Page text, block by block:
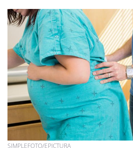
SIMPLEFOTO/EPICTURA